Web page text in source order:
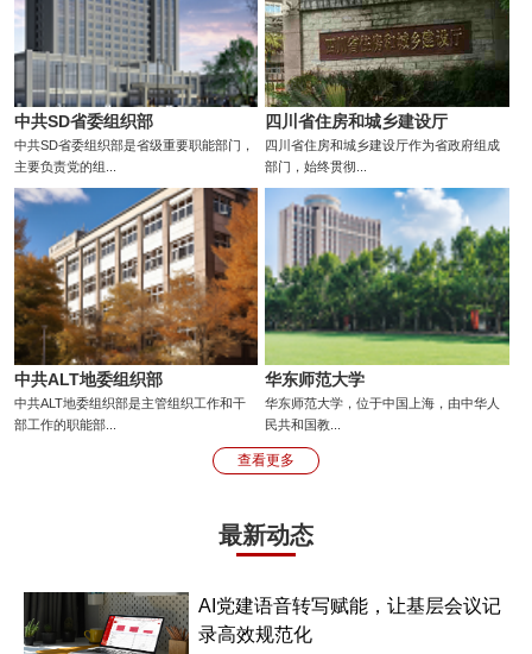
中共SD省委组织部
中共SD省委组织部是省级重要职能部门，
主要负责党的组...
四川省住房和城乡建设厅
四川省住房和城乡建设厅作为省政府组成
部门，始终贯彻...
中共ALT地委组织部
中共ALT地委组织部是主管组织工作和干
部工作的职能部...
华东师范大学
华东师范大学，位于中国上海，由中华人
民共和国教...
查看更多
最新动态
AI党建语音转写赋能，让基层会议记
录高效规范化